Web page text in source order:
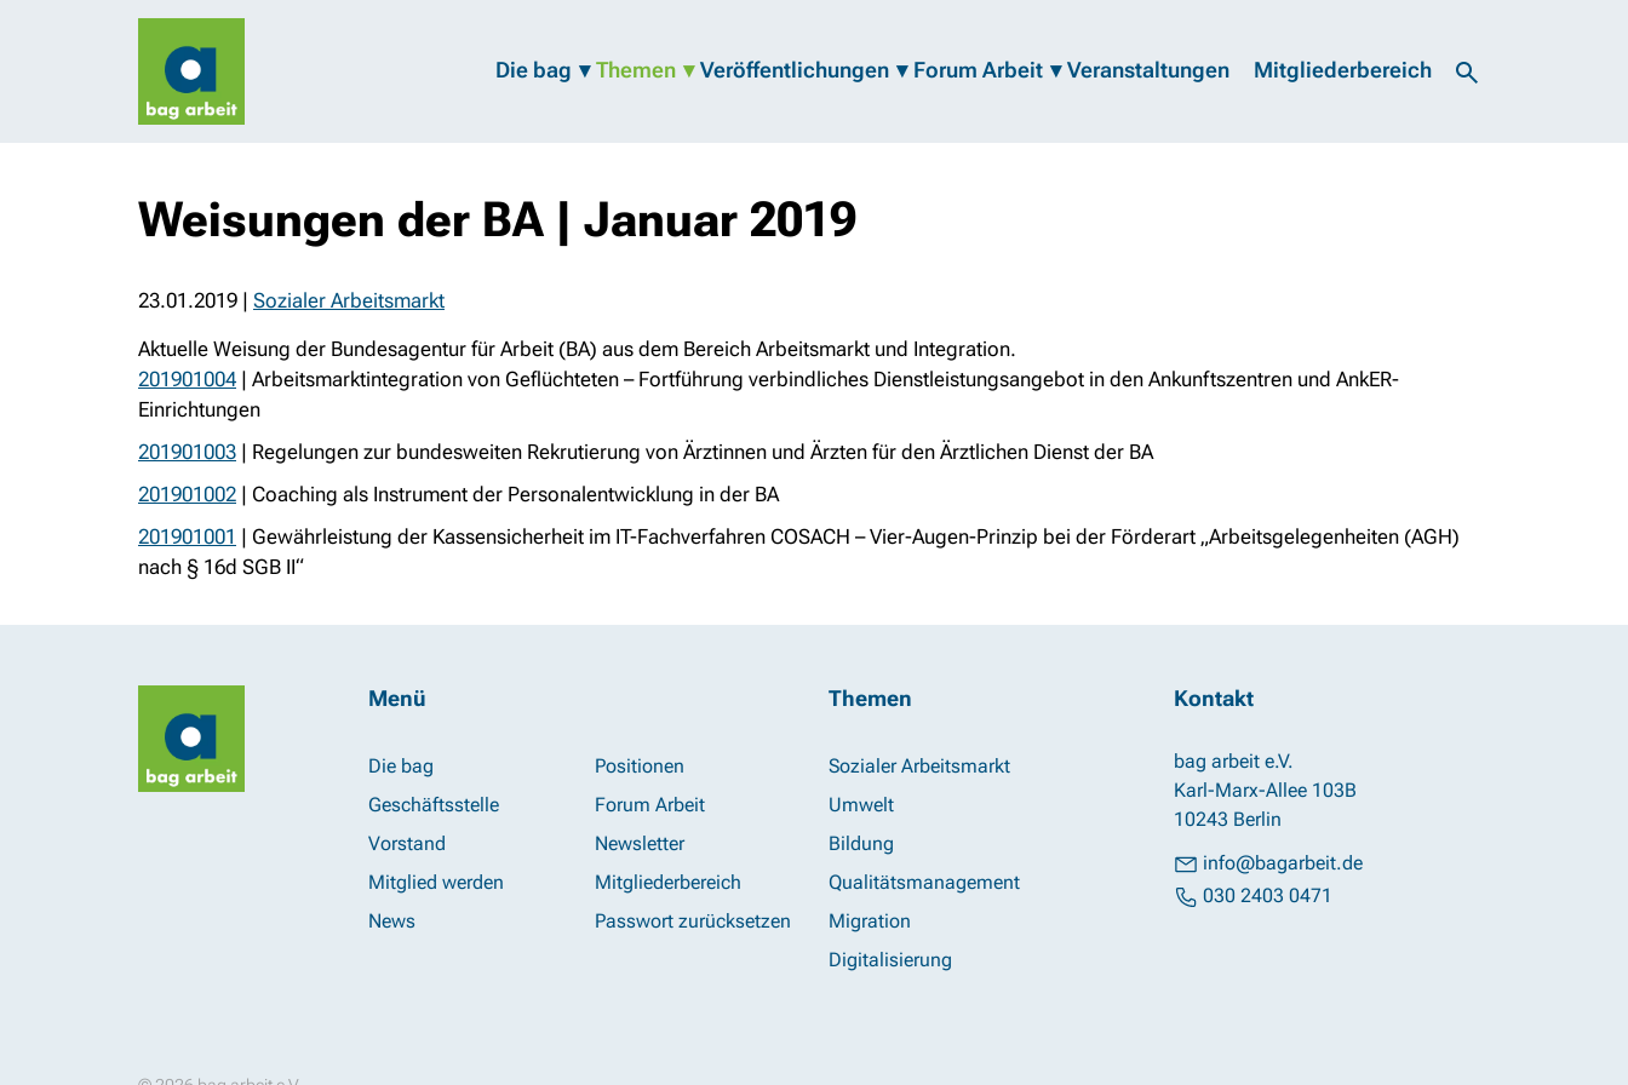
Die bag Themen Veröffentlichungen Forum Arbeit Veranstaltungen Mitgliederbereich
Weisungen der BA | Januar 2019
23.01.2019 | Sozialer Arbeitsmarkt
Aktuelle Weisung der Bundesagentur für Arbeit (BA) aus dem Bereich Arbeitsmarkt und Integration.
201901004 | Arbeitsmarktintegration von Geflüchteten – Fortführung verbindliches Dienstleistungsangebot in den Ankunftszentren und AnkER-
Einrichtungen
201901003 | Regelungen zur bundesweiten Rekrutierung von Ärztinnen und Ärzten für den Ärztlichen Dienst der BA
201901002 | Coaching als Instrument der Personalentwicklung in der BA
201901001 | Gewährleistung der Kassensicherheit im IT-Fachverfahren COSACH – Vier-Augen-Prinzip bei der Förderart „Arbeitsgelegenheiten (AGH)
nach § 16d SGB II“
Menü
Die bag
Geschäftsstelle
Vorstand
Mitglied werden
News
Positionen
Forum Arbeit
Newsletter
Mitgliederbereich
Passwort zurücksetzen
Themen
Sozialer Arbeitsmarkt
Umwelt
Bildung
Qualitätsmanagement
Migration
Digitalisierung
Kontakt
bag arbeit e.V.
Karl-Marx-Allee 103B
10243 Berlin
info@bagarbeit.de
030 2403 0471